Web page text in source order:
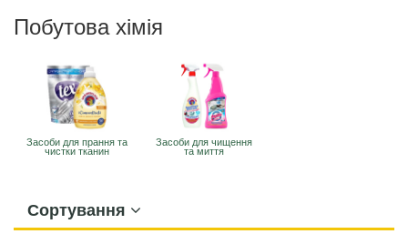
Побутова хімія
Засоби для прання та
чистки тканин
Засоби для чищення
та миття
Сортування